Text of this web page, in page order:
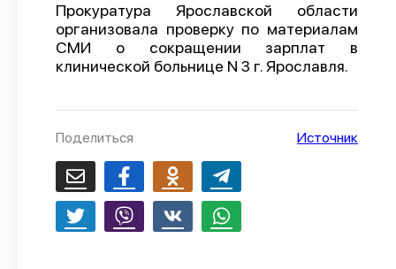
Политика конфиденциальности
Прокуратура Ярославской области
организовала проверку по материалам
СМИ о сокращении зарплат в
клинической больнице N 3 г. Ярославля.
Поделиться Источник